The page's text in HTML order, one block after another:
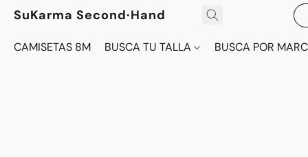
SuKarma Second·Hand
CAMISETAS 8M BUSCA TU TALLA BUSCA POR